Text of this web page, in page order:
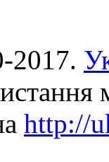
2017.
http://